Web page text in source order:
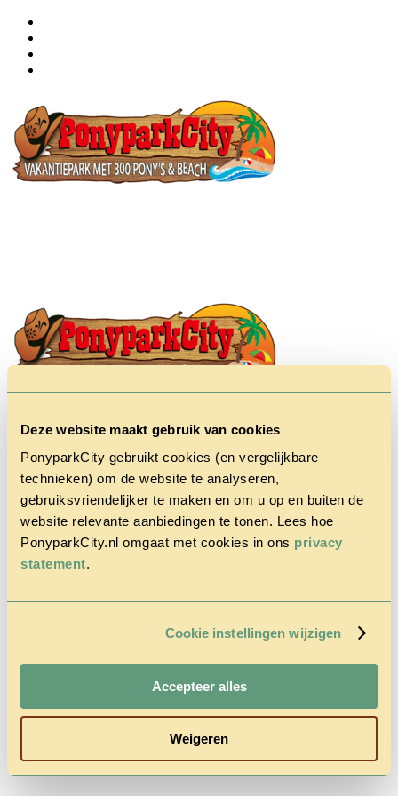
Deze website maakt gebruik van cookies
PonyparkCity gebruikt cookies (en vergelijkbare
technieken) om de website te analyseren,
gebruiksvriendelijker te maken en om u op en buiten de
website relevante aanbiedingen te tonen. Lees hoe
PonyparkCity.nl omgaat met cookies in ons privacy
statement.
Cookie instellingen wijzigen
Accepteer alles
Weigeren
Home
Het Park
Cowboy
House
Herfstvakantie
Reserveren